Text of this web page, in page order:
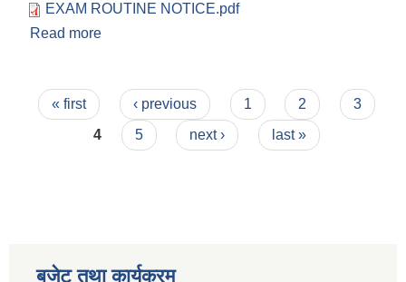
EXAM ROUTINE NOTICE.pdf
Read more
Pages
« first ‹ previous 1 2
3
4
5 next › last »
बजेट तथा कार्यक्रम